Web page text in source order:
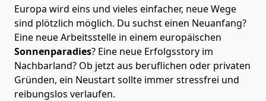
Europa wird eins und vieles einfacher, neue Wege
sind plötzlich möglich. Du suchst einen Neuanfang?
Eine neue Arbeitsstelle in einem europäischen
Sonnenparadies? Eine neue Erfolgsstory im
Nachbarland? Ob jetzt aus beruflichen oder privaten
Gründen, ein Neustart sollte immer stressfrei und
reibungslos verlaufen.